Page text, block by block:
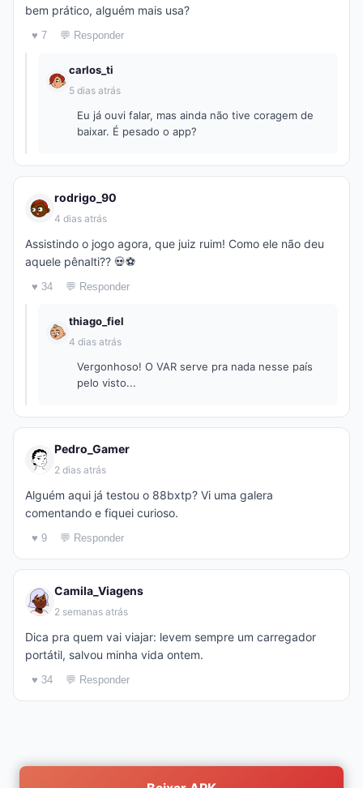
bem prático, alguém mais usa?
♥ 7 💬 Responder
carlos_ti
5 dias atrás
Eu já ouvi falar, mas ainda não tive coragem de
baixar. É pesado o app?
rodrigo_90
4 dias atrás
Assistindo o jogo agora, que juiz ruim! Como ele não deu
aquele pênalti?? 💀⚽
♥ 34 💬 Responder
thiago_fiel
4 dias atrás
Vergonhoso! O VAR serve pra nada nesse país
pelo visto...
Pedro_Gamer
2 dias atrás
Alguém aqui já testou o 88bxtp? Vi uma galera
comentando e fiquei curioso.
♥ 9 💬 Responder
Camila_Viagens
2 semanas atrás
Dica pra quem vai viajar: levem sempre um carregador
portátil, salvou minha vida ontem.
♥ 34 💬 Responder